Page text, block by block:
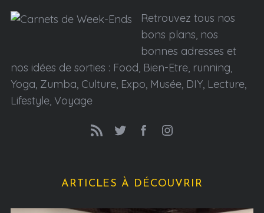
Retrouvez tous nos
bons plans, nos
bonnes adresses et
nos idées de sorties : Food, Bien-Etre, running,
Yoga, Zumba, Culture, Expo, Musée, DIY, Lecture,
Lifestyle, Voyage
ARTICLES À DÉCOUVRIR